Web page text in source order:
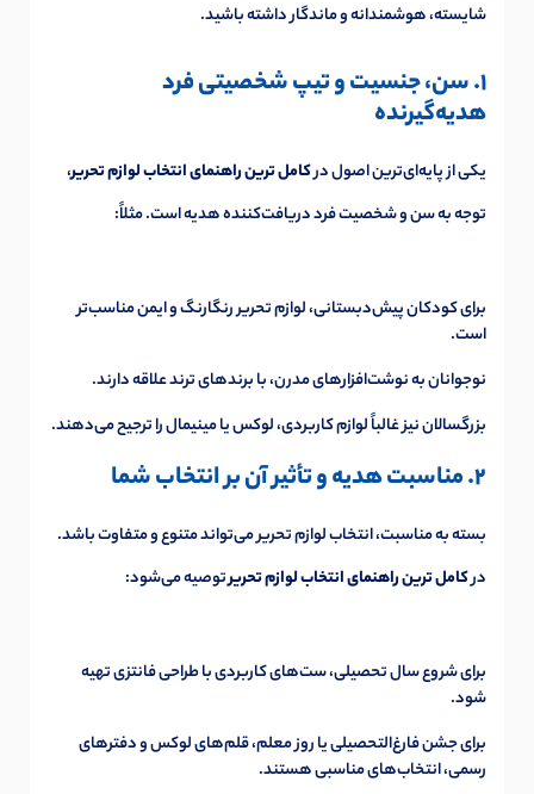
شایسته، هوشمندانه و ماندگار داشته باشید.
1. سن، جنسیت و تیپ شخصیتی فرد
هدیه‌گیرنده
یکی از پایه‌ای‌ترین اصول درکامل ترین راهنمای انتخاب لوازم تحریر،
توجه به سن و شخصیت فرد دریافت‌کننده هدیه است. مثلاً:
برای کودکان پیش‌دبستانی، لوازم تحریر رنگارنگ و ایمن مناسب‌تر
است.
نوجوانان به نوشت‌افزارهای مدرن، با برندهای ترند علاقه دارند.
بزرگسالان نیز غالباً لوازم کاربردی، لوکس یا مینیمال را ترجیح می‌دهند.
2. مناسبت هدیه و تأثیر آن بر انتخاب شما
بسته به مناسبت، انتخاب لوازم تحریر می‌تواند متنوع و متفاوت باشد.
درکامل ترین راهنمای انتخاب لوازم تحریرتوصیه می‌شود:
برای شروع سال تحصیلی، ست‌های کاربردی با طراحی فانتزی تهیه
شود.
برای جشن فارغ‌التحصیلی یا روز معلم، قلم‌های لوکس و دفترهای
رسمی، انتخاب‌های مناسبی هستند.